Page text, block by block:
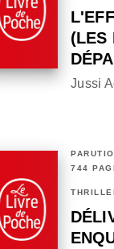
(LES
Jussi
744